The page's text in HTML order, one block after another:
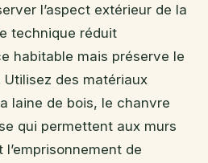
l’aspect extérieur de la
technique réduit
habitable mais préserve le
des matériaux
laine de bois, le chanvre
qui permettent aux murs
de